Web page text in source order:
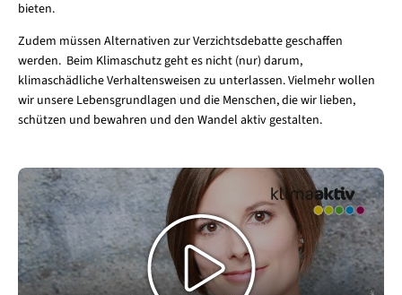
bieten.
Zudem müssen Alternativen zur Verzichtsdebatte geschaffen
werden. Beim Klimaschutz geht es nicht (nur) darum,
klimaschädliche Verhaltensweisen zu unterlassen. Vielmehr wollen
wir unsere Lebensgrundlagen und die Menschen, die wir lieben,
schützen und bewahren und den Wandel aktiv gestalten.
Video
abspielen